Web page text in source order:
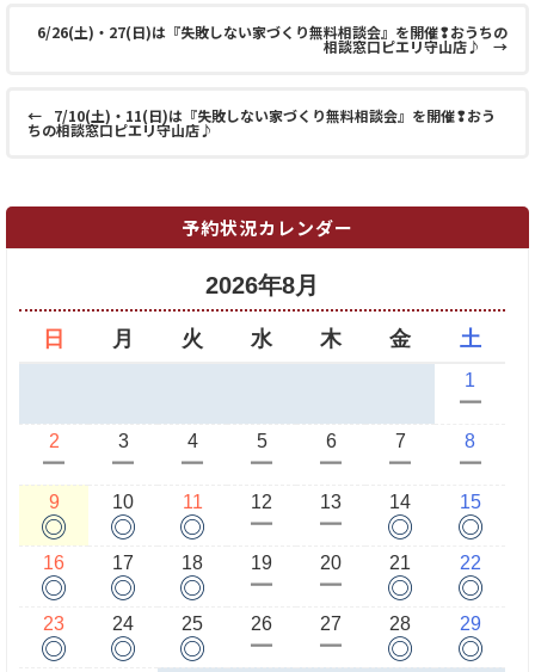
6/26(土)・27(日)は『失敗しない家づくり無料相談会』を開催❢おうちの
相談窓口ピエリ守山店♪ →
← 7/10(土)・11(日)は『失敗しない家づくり無料相談会』を開催❢おう
ちの相談窓口ピエリ守山店♪
予約状況カレンダー
2026年8月
日 月 火 水 木 金 土
1
ー
2
ー
3
ー
4
ー
5
ー
6
ー
7
ー
8
ー
9
◎
10
◎
11
◎
12
ー
13
ー
14
◎
15
◎
16
◎
17
◎
18
◎
19
ー
20
ー
21
◎
22
◎
23
◎
24
◎
25
◎
26
ー
27
ー
28
◎
29
◎